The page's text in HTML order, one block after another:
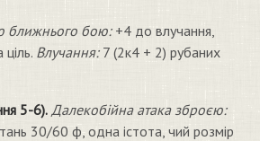
ближнього бою:+4 до влучання,
Влучання:7 (2к4 + 2) рубаних
5-6). Далекобійна атака зброєю:
30/60 ф, одна істота, чий розмір